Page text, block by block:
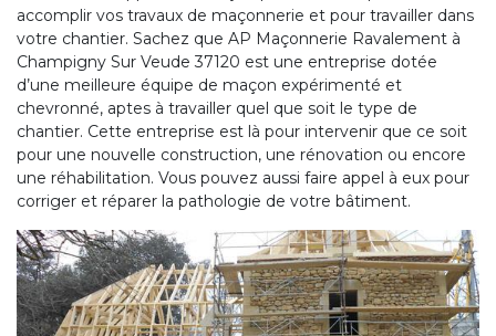
accomplir vos travaux de maçonnerie et pour travailler dans
votre chantier. Sachez que AP Maçonnerie Ravalement à
Champigny Sur Veude 37120 est une entreprise dotée
d’une meilleure équipe de maçon expérimenté et
chevronné, aptes à travailler quel que soit le type de
chantier. Cette entreprise est là pour intervenir que ce soit
pour une nouvelle construction, une rénovation ou encore
une réhabilitation. Vous pouvez aussi faire appel à eux pour
corriger et réparer la pathologie de votre bâtiment.